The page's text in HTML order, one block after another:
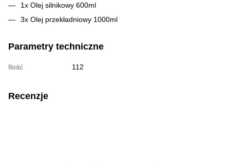
1x Olej silnikowy 600ml
3x Olej przekładniowy 1000ml
Parametry techniczne
Ilość 112
Recenzje